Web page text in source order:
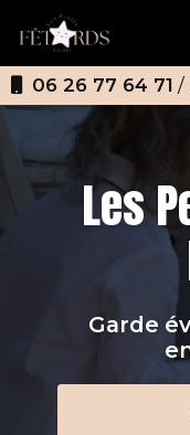
contenu
principal
06 26 77 64 71 /
Les
Garde